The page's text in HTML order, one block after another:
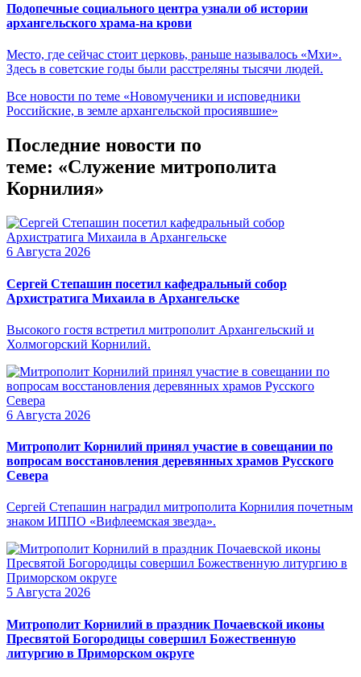
Подопечные социального центра узнали об истории
архангельского храма-на крови
Место, где сейчас стоит церковь, раньше называлось «Мхи».
Здесь в советские годы были расстреляны тысячи людей.
Все новости по теме «Новомученики и исповедники
Российские, в земле архангельской просиявшие»
Последние новости по
теме: «Служение митрополита
Корнилия»
6 Августа 2026
Сергей Степашин посетил кафедральный собор
Архистратига Михаила в Архангельске
Высокого гостя встретил митрополит Архангельский и
Холмогорский Корнилий.
6 Августа 2026
Митрополит Корнилий принял участие в совещании по
вопросам восстановления деревянных храмов Русского
Севера
Сергей Степашин наградил митрополита Корнилия почетным
знаком ИППО «Вифлеемская звезда».
5 Августа 2026
Митрополит Корнилий в праздник Почаевской иконы
Пресвятой Богородицы совершил Божественную
литургию в Приморском округе